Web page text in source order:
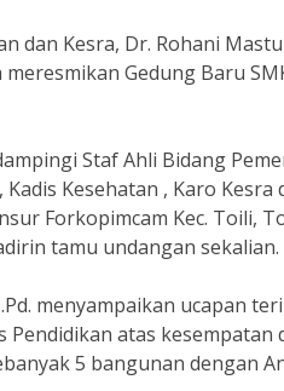
dan Kesra, Dr. Rohani
Gedung Baru
Staf Ahli Bidang
Kesehatan , Karo Kesra
Forkopimcam Kec. Toili,
tamu undangan sekalian.
menyampaikan ucapan
Pendidikan atas
5 bangunan dengan